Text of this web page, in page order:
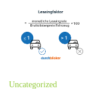
Uncategorized